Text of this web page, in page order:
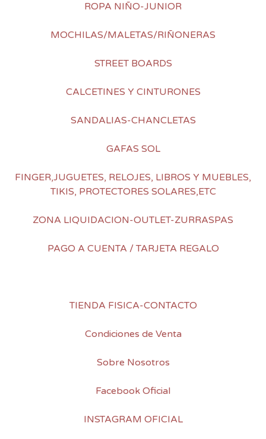
ROPA NIÑO-JUNIOR
MOCHILAS/MALETAS/RIÑONERAS
STREET BOARDS
CALCETINES Y CINTURONES
SANDALIAS-CHANCLETAS
GAFAS SOL
FINGER,JUGUETES, RELOJES, LIBROS Y MUEBLES,
TIKIS, PROTECTORES SOLARES,ETC
ZONA LIQUIDACION-OUTLET-ZURRASPAS
PAGO A CUENTA / TARJETA REGALO
TIENDA FISICA-CONTACTO
Condiciones de Venta
Sobre Nosotros
Facebook Oficial
INSTAGRAM OFICIAL